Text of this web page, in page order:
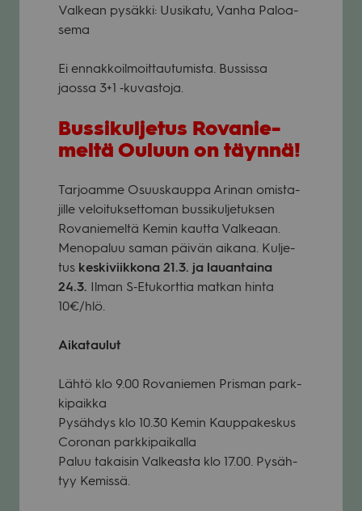
Val­kean pysäkki: Uusi­katu, Vanha Paloa­
sema
Ei ennak­koil­moit­tau­tu­mista. Bus­sissa
jaossa 3+1 ‑kuvas­toja.
Bus­si­kul­je­tus Rova­nie­
meltä Ouluun on täynnä!
Tar­joamme Osuus­kauppa Ari­nan omis­ta­
jille veloi­tuk­set­to­man bus­si­kul­je­tuk­sen
Rova­nie­meltä Kemin kautta Val­ke­aan.
Meno­pa­luu saman päi­vän aikana. Kul­je­
tus kes­ki­viik­kona 21.3. ja lau­an­taina
24.3. Ilman S‑Etukorttia mat­kan hinta
10€/hlö.
Aika­tau­lut
Lähtö klo 9.00 Rova­nie­men Pris­man park­
ki­paikka
Pysäh­dys klo 10.30 Kemin Kaup­pa­kes­kus
Coro­nan park­ki­pai­kalla
Paluu takai­sin Val­keasta klo 17.00. Pysäh­
tyy Kemissä.